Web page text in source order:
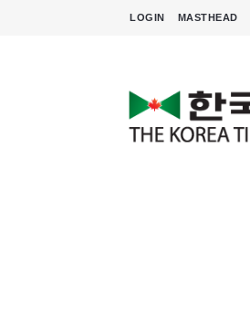
LOGIN MASTHEAD